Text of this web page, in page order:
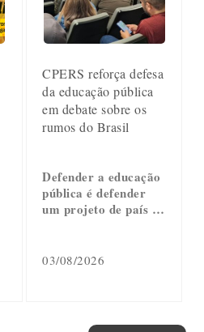
CPERS reforça defesa
da educação pública
em debate sobre os
rumos do Brasil
Defender a educação
pública é defender
um projeto de país …
03/08/2026